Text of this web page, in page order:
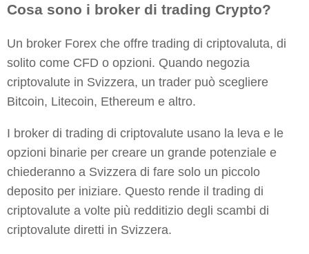
Cosa sono i broker di trading Crypto?
Un broker Forex che offre trading di criptovaluta, di
solito come CFD o opzioni. Quando negozia
criptovalute in Svizzera, un trader può scegliere
Bitcoin, Litecoin, Ethereum e altro.
I broker di trading di criptovalute usano la leva e le
opzioni binarie per creare un grande potenziale e
chiederanno a Svizzera di fare solo un piccolo
deposito per iniziare. Questo rende il trading di
criptovalute a volte più redditizio degli scambi di
criptovalute diretti in Svizzera.